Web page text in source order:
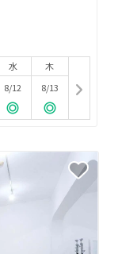
水
8/12
木
8/13